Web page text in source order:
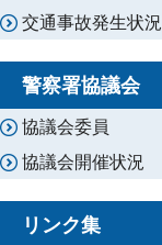
交通事故発生状況
警察署協議会
協議会委員
協議会開催状況
リンク集